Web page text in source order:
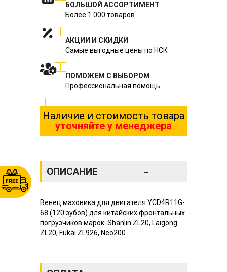
БОЛЬШОЙ АССОРТИМЕНТ
Более 1 000 товаров
АКЦИИ И СКИДКИ
Самые выгодные цены по НСК
ПОМОЖЕМ С ВЫБОРОМ
Профессиональная помощь
Наличие и стоимость товара
уточняйте у менеджера
ОПИСАНИЕ -
Венец маховика для двигателя YCD4R11G-
68 (120 зубов) для китайских фронтальных
погрузчиков марок: Shanlin ZL20, Laigong
ZL20, Fukai ZL926, Neo200.